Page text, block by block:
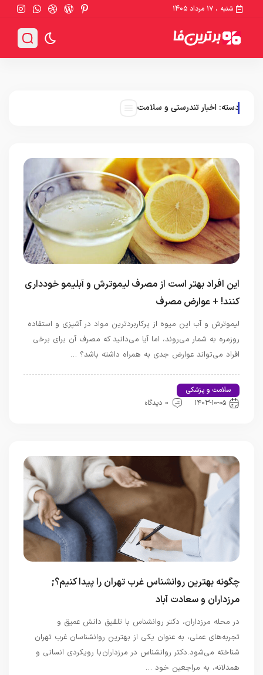
شنبه ، ۱۷ مرداد ۱۴۰۵
دسته: اخبار تندرستی و سلامت
این افراد بهتر است از مصرف لیموترش و آبلیمو خودداری
کنند! + عوارض مصرف
لیموترش و آب این میوه از پرکاربردترین مواد در آشپزی و استفاده
روزمره به شمار می‌روند، اما آیا می‌دانید که مصرف آن برای برخی
افراد می‌تواند عوارض جدی به همراه داشته باشد؟ …
سلامت و پزشکی
۱۴۰۳-۱۰-۰۵
0 دیدگاه
چگونه بهترین روانشناس غرب تهران را پیدا کنیم؟;
مرزداران و سعادت آباد
در محله مرزداران، دکتر روانشناس با تلفیق دانش عمیق و
تجربه‌های عملی، به عنوان یکی از بهترین روانشناسان غرب تهران
شناخته می‌شود. دکتر روانشناس در مرزداران با رویکردی انسانی و
همدلانه، به مراجعین خود …